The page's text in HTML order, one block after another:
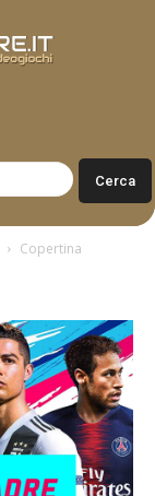
Copertina